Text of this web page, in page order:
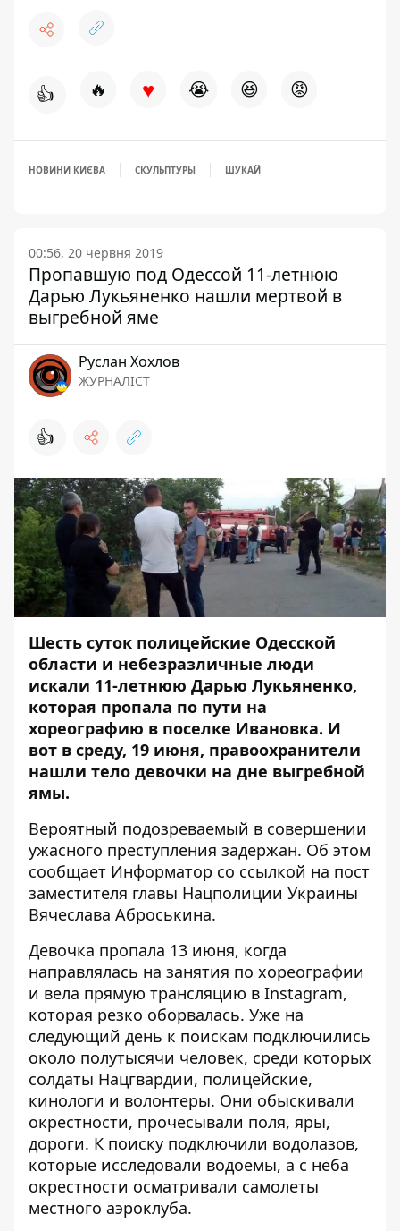
👍 🔥 ♥ 😭 😆 😡
НОВИНИ КИЄВА СКУЛЬПТУРЫ ШУКАЙ
00:56, 20 червня 2019
Пропавшую под Одессой 11-летнюю
Дарью Лукьяненко нашли мертвой в
выгребной яме
Руслан Хохлов
ЖУРНАЛІСТ
👍
Шесть суток полицейские Одесской
области и небезразличные люди
искали 11-летнюю Дарью Лукьяненко,
которая пропала по пути на
хореографию в поселке Ивановка. И
вот в среду, 19 июня, правоохранители
нашли тело девочки на дне выгребной
ямы.
Вероятный подозреваемый в совершении
ужасного преступления задержан. Об этом
сообщает Информатор со ссылкой на пост
заместителя главы Нацполиции Украины
Вячеслава Аброськина.
Девочка пропала 13 июня, когда
направлялась на занятия по хореографии
и вела прямую трансляцию в Instagram,
которая резко оборвалась. Уже на
следующий день к поискам подключились
около полутысячи человек, среди которых
солдаты Нацгвардии, полицейские,
кинологи и волонтеры. Они обыскивали
окрестности, прочесывали поля, яры,
дороги. К поиску подключили водолазов,
которые исследовали водоемы, а с неба
окрестности осматривали самолеты
местного аэроклуба.